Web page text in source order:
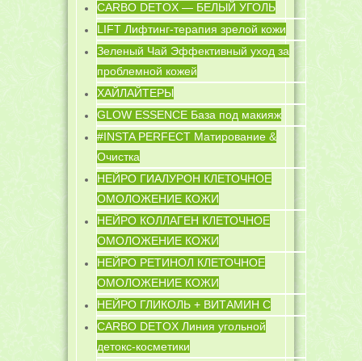
CARBO DETOX — БЕЛЫЙ УГОЛЬ
LIFT Лифтинг-терапия зрелой кожи
Зеленый Чай Эффективный уход за
проблемной кожей
ХАЙЛАЙТЕРЫ
GLOW ESSENCE База под макияж
#INSTA PERFECT Матирование &
Очистка
НЕЙРО ГИАЛУРОН КЛЕТОЧНОЕ
ОМОЛОЖЕНИЕ КОЖИ
НЕЙРО КОЛЛАГЕН КЛЕТОЧНОЕ
ОМОЛОЖЕНИЕ КОЖИ
НЕЙРО РЕТИНОЛ КЛЕТОЧНОЕ
ОМОЛОЖЕНИЕ КОЖИ
НЕЙРО ГЛИКОЛЬ + ВИТАМИН C
CARBO DETOX Линия угольной
детокс-косметики